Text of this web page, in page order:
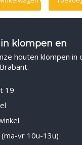
klompen en
houten klompen in
19
vr 10u-13u)